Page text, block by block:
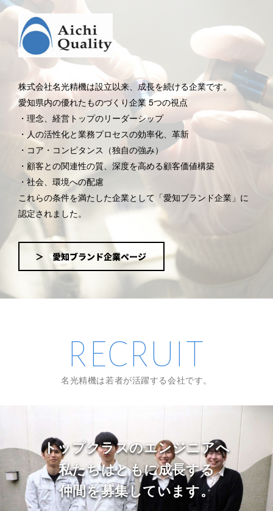
株式会社名光精機は設立以来、成長を続ける企業です。
愛知県内の優れたものづくり企業 5つの視点
・理念、経営トップのリーダーシップ
・人の活性化と業務プロセスの効率化、革新
・コア・コンピタンス（独自の強み）
・顧客との関連性の質、深度を高める顧客価値構築
・社会、環境への配慮
これらの条件を満たした企業として「愛知ブランド企業」に
認定されました。
RECRUIT
名光精機は若者が活躍する会社です。
トップクラスのエンジニアへ
私たちはともに成長する
仲間を募集しています。